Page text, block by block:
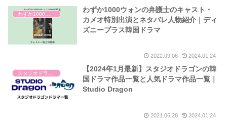
わずか1000ウォンの弁護士のキャスト・
カメオ特別出演とネタバレ人物紹介｜ディ
ズニープラス韓国ドラマ
2022.09.06 2024.01.24
スタジオドラゴン
【2024年1月最新】スタジオドラゴンの韓
国ドラマ作品一覧と人気ドラマ作品一覧｜
Studio Dragon
2021.06.28 2024.01.24